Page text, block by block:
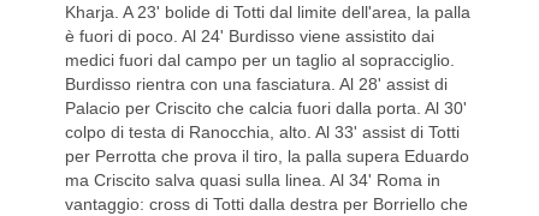
Kharja. A 23' bolide di Totti dal limite dell'area, la palla
è fuori di poco. Al 24' Burdisso viene assistito dai
medici fuori dal campo per un taglio al sopracciglio.
Burdisso rientra con una fasciatura. Al 28' assist di
Palacio per Criscito che calcia fuori dalla porta. Al 30'
colpo di testa di Ranocchia, alto. Al 33' assist di Totti
per Perrotta che prova il tiro, la palla supera Eduardo
ma Criscito salva quasi sulla linea. Al 34' Roma in
vantaggio: cross di Totti dalla destra per Borriello che